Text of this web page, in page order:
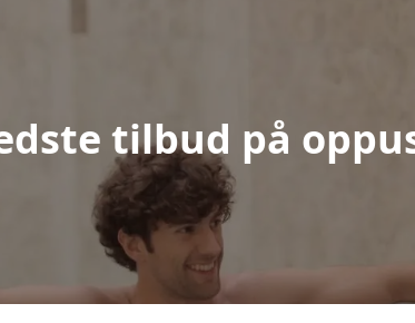
tilbud på